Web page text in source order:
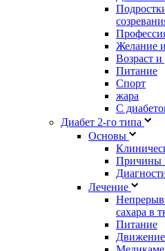
Желание
Возраст и
Питание
Спорт
жара
С
Диабет 2-го типа
Основы
Причины
Лечение
сахара в
Питание
Движение